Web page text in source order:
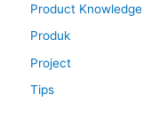
Product Knowledge
Produk
Project
Tips